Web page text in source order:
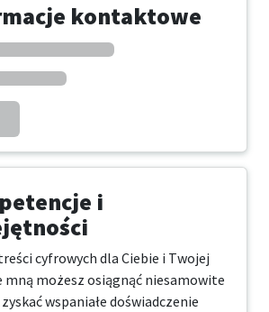
kontaktowe
i
cyfrowych dla Ciebie i Twojej
mną możesz osiągnąć niesamowite
wspaniałe doświadczenie